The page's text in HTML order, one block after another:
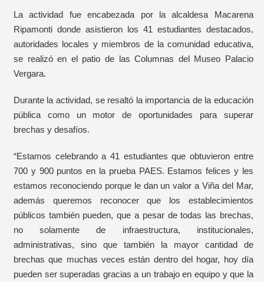
La actividad fue encabezada por la alcaldesa Macarena
Ripamonti donde asistieron los 41 estudiantes destacados,
autoridades locales y miembros de la comunidad educativa,
se realizó en el patio de las Columnas del Museo Palacio
Vergara.
Durante la actividad, se resaltó la importancia de la educación
pública como un motor de oportunidades para superar
brechas y desafíos.
“Estamos celebrando a 41 estudiantes que obtuvieron entre
700 y 900 puntos en la prueba PAES. Estamos felices y les
estamos reconociendo porque le dan un valor a Viña del Mar,
además queremos reconocer que los establecimientos
públicos también pueden, que a pesar de todas las brechas,
no solamente de infraestructura, institucionales,
administrativas, sino que también la mayor cantidad de
brechas que muchas veces están dentro del hogar, hoy día
pueden ser superadas gracias a un trabajo en equipo y que la